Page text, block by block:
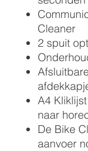
Cleaner
2 spuit
A4
naar
De Bike
aanvoer